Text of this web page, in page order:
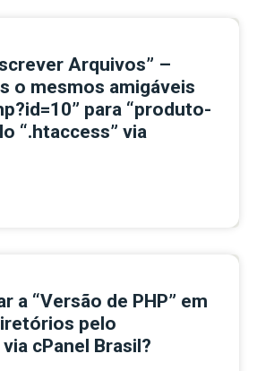
Arquivos” –
o mesmos amigáveis
para “produto-
“.htaccess” via
a “Versão de PHP” em
pelo
cPanel Brasil?